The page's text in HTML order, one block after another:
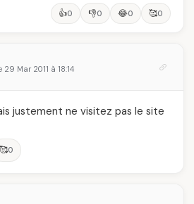
👍0 👎0 😂0 🥰0
29 Mar 2011 à 18:14
justement ne visitez pas le site
🥰0